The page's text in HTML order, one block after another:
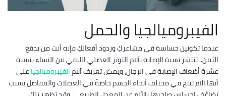
الفيبروميالجيا والحمل
عندما تكونين حساسة في مشاعركِ وردود أفعالكِ فإنه أنت من يدفع
الثمن.. تنتشر نسبة الإصابة بآلام التوتر العضلي الليفي بين النساء بنسبة
عشرة أضعاف الإصابة في الرجال، ويمكن تعريف آلامالفيبروميالجياعلى
أنها آلام تنتج في مختلف أنحاء الجسم خاصةً في العضلات والمفاصل بسبب